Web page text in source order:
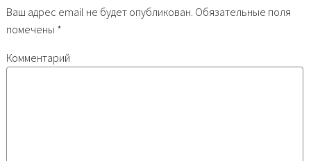
Ваш адрес email не будет опубликован. Обязательные поля
помечены *
Комментарий